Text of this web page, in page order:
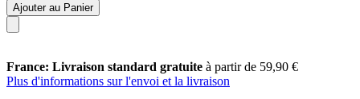
Ajouter au Panier
France: Livraison standard gratuite à partir de 59,90 €
Plus d'informations sur l'envoi et la livraison